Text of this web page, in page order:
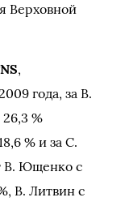
Верховной
,
года, за В.
26,3 %
% и за С.
В. Ющенко с
В. Литвин с